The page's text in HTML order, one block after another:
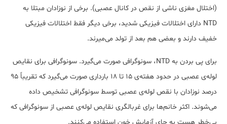
(اختلال مغزی ناشی از نقص در کانال عصبی). برخی از نوزادان مبتلا به
NTD دارای اختلالات فیزیکی شدید، برخی دیگر فقط اختلالات فیزیکی
خفیف دارند و بعضی هم بعد از تولد می‌میرند.
برای پی بردن به NTD، سونوگرافی صورت می‌گیرد. سونوگرافی برای نقایص
لوله‌ی عصبی در حدود هفته‌ی 15 تا 18 بارداری صورت می‌گیرد که تقریباً 95
درصد نوزادان با نقص لوله‌ی عصبی توسط سونوگرافی تشخیص داده
می‌شوند. اکثر خانم‌ها برای غربالگری نقایص لوله‌ی عصبی از سونوگرافی که
بی‌خطر هست به جای آزمایش خون استفاده می‌کنند.